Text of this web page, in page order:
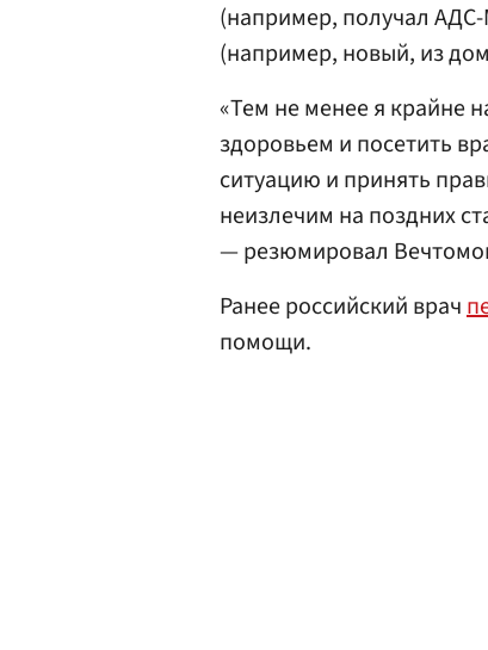
(например, получал
(например, новый, из
«Тем не менее я крайне
здоровьем и посетить
ситуацию и принять
неизлечим на поздних
— резюмировал
Ранее российский врач
помощи.